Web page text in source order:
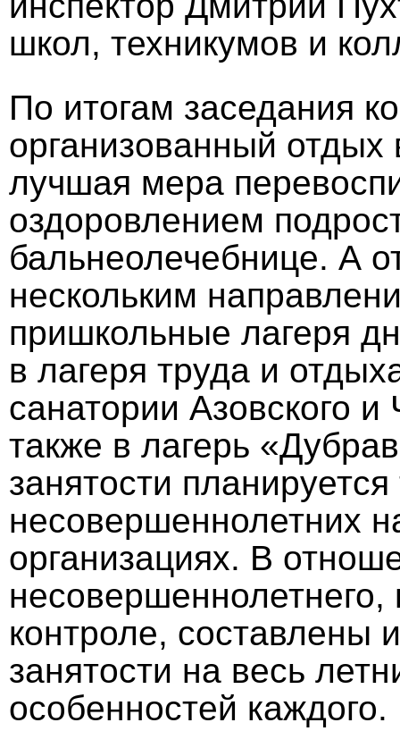
школ, техникумов и
По итогам заседания
организованный
лучшая мера
оздоровлением
бальнеолечебнице. А
нескольким
пришкольные лагеря
в лагеря труда и
санатории Азовского
также в лагерь
занятости
несовершеннолетних
организациях. В
контроле, составлены
занятости на весь
особенностей каждого.